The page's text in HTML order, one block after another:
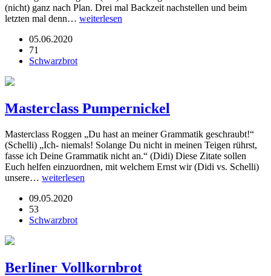
(nicht) ganz nach Plan. Drei mal Backzeit nachstellen und beim
letzten mal denn… weiterlesen
05.06.2020
71
Schwarzbrot
Masterclass Pumpernickel
Masterclass Roggen „Du hast an meiner Grammatik geschraubt!“
(Schelli) „Ich- niemals! Solange Du nicht in meinen Teigen rührst,
fasse ich Deine Grammatik nicht an.“ (Didi) Diese Zitate sollen
Euch helfen einzuordnen, mit welchem Ernst wir (Didi vs. Schelli)
unsere… weiterlesen
09.05.2020
53
Schwarzbrot
Berliner Vollkornbrot